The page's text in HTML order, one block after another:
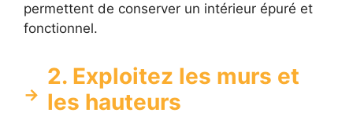
permettent de conserver un intérieur épuré et
fonctionnel.
2. Exploitez les murs et
les hauteurs